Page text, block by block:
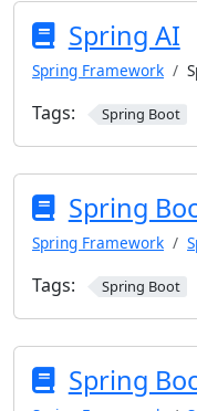
Spring AI
Spring Framework
Tags: Spring Boot
Spring
Spring Framework
Tags: Spring Boot
Spring